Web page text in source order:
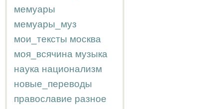
мемуары
мемуары_муз
мои_тексты москва
моя_всячина музыка
наука национализм
новые_переводы
православие разное